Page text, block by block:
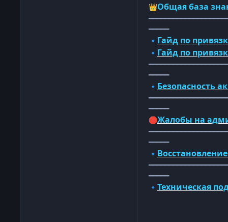
👑Общая база
━━━━━
🔹 Гайд по
🔹 Гайд по
━━━━━
🔹 Безопасность
━━━━━
🛑Жалобы на
━━━━━
🔹
━━━━━
🔹 Техническая